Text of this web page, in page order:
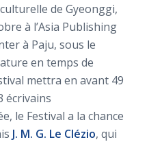
de Gyeonggi,
à l’Asia Publishing
à Paju, sous le
en temps de
mettra en avant 49
écrivains
le Festival a la chance
J. M. G. Le Clézio, qui